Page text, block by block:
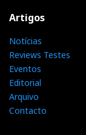
Artigos
Notícias
Reviews Testes
Eventos
Editorial
Arquivo
Contacto